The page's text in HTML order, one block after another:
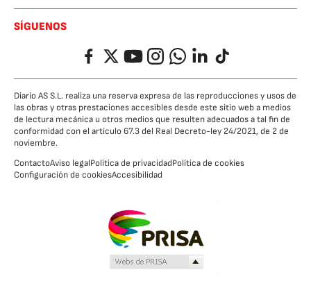
SÍGUENOS
FacebookTwitterYouTubeInstagramWhatsappLinkedIn
TikTok
Diario AS S.L. realiza una reserva expresa de las reproducciones y usos de
las obras y otras prestaciones accesibles desde este sitio web a medios
de lectura mecánica u otros medios que resulten adecuados a tal fin de
conformidad con el artículo 67.3 del Real Decreto-ley 24/2021, de 2 de
noviembre.
ContactoAviso legalPolítica de privacidadPolítica de cookies
Configuración de cookiesAccesibilidad